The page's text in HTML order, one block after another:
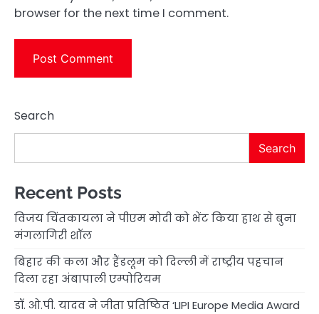
browser for the next time I comment.
Search
Search
Recent Posts
विजय चिंतकायला ने पीएम मोदी को भेंट किया हाथ से बुना
मंगलागिरी शॉल
बिहार की कला और हैंडलूम को दिल्ली में राष्ट्रीय पहचान
दिला रहा अंबापाली एम्पोरियम
डॉ. ओ.पी. यादव ने जीता प्रतिष्ठित ‘LIPI Europe Media Award